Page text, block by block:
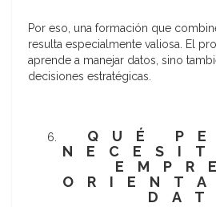
Por eso, una formación que
resulta especialmente valiosa. El
aprende a manejar datos, sino
decisiones estratégicas.
QUÉ